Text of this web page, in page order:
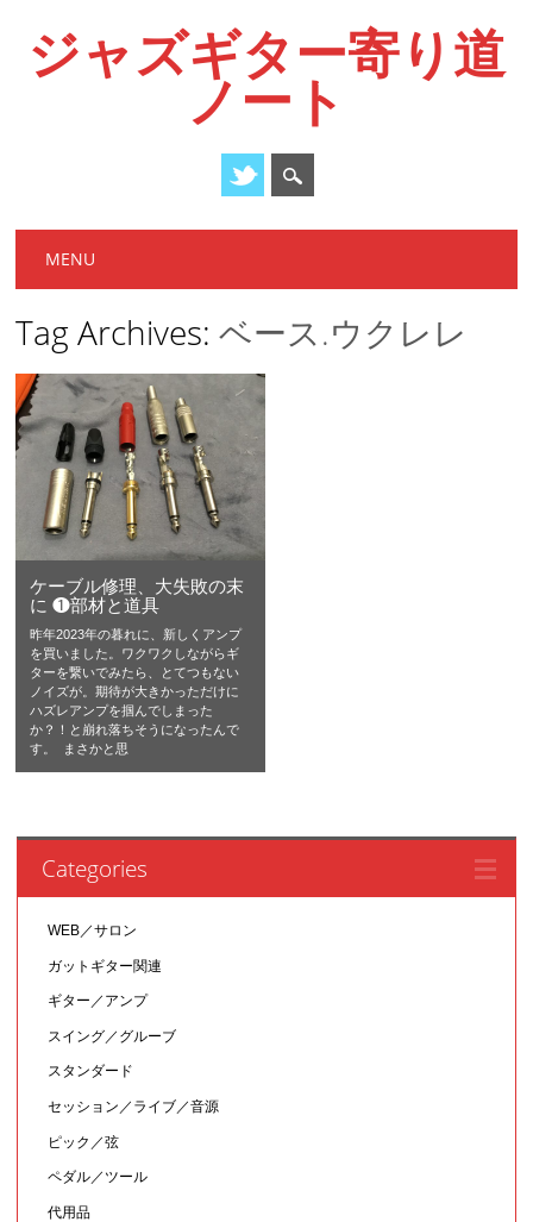
ジャズギター寄り道
ノート
Main menu
MENU
Tag Archives:ベース.ウクレレ
ケーブル修理、大失敗の末
に ❶部材と道具
昨年2023年の暮れに、新しくアンプ
を買いました。ワクワクしながらギ
ターを繋いでみたら、とてつもない
ノイズが。期待が大きかっただけに
ハズレアンプを掴んでしまった
か？！と崩れ落ちそうになったんで
す。 まさかと思
Categories
WEB／サロン
ガットギター関連
ギター／アンプ
スイング／グルーブ
スタンダード
セッション／ライブ／音源
ピック／弦
ペダル／ツール
代用品